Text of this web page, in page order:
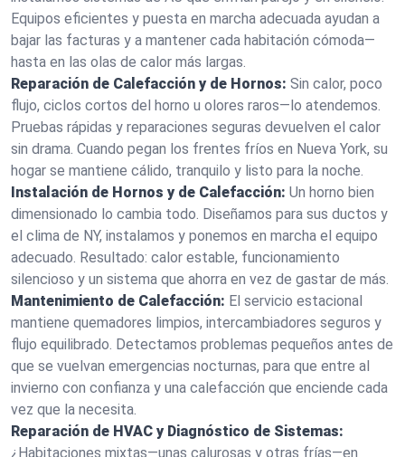
Equipos eficientes y puesta en marcha adecuada ayudan a
bajar las facturas y a mantener cada habitación cómoda—
hasta en las olas de calor más largas.
Reparación de Calefacción y de Hornos: Sin calor, poco
flujo, ciclos cortos del horno u olores raros—lo atendemos.
Pruebas rápidas y reparaciones seguras devuelven el calor
sin drama. Cuando pegan los frentes fríos en Nueva York, su
hogar se mantiene cálido, tranquilo y listo para la noche.
Instalación de Hornos y de Calefacción: Un horno bien
dimensionado lo cambia todo. Diseñamos para sus ductos y
el clima de NY, instalamos y ponemos en marcha el equipo
adecuado. Resultado: calor estable, funcionamiento
silencioso y un sistema que ahorra en vez de gastar de más.
Mantenimiento de Calefacción: El servicio estacional
mantiene quemadores limpios, intercambiadores seguros y
flujo equilibrado. Detectamos problemas pequeños antes de
que se vuelvan emergencias nocturnas, para que entre al
invierno con confianza y una calefacción que enciende cada
vez que la necesita.
Reparación de HVAC y Diagnóstico de Sistemas:
¿Habitaciones mixtas—unas calurosas y otras frías—en